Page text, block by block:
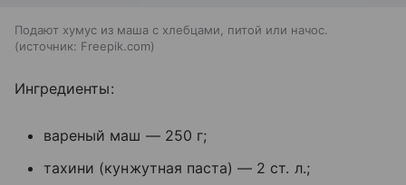
Подают хумус из маша с хлебцами, питой или начос.
источник: Freepik.com
Ингредиенты:
вареный маш — 250 г;
тахини (кунжутная паста) — 2 ст. л.;